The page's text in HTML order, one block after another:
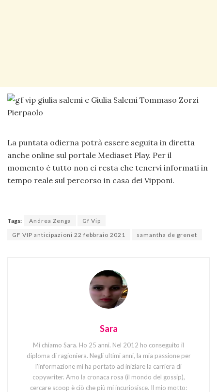
La puntata odierna potrà essere seguita in diretta
anche online sul portale Mediaset Play. Per il
momento è tutto non ci resta che tenervi informati in
tempo reale sul percorso in casa dei Vipponi.
Tags: Andrea Zenga
Gf Vip
GF VIP anticipazioni 22 febbraio 2021
samantha de grenet
Sara
Mi chiamo Sara. Ho 25 anni. Nel 2012 ho conseguito il
diploma di ragioniera. Negli ultimi anni, la mia passione per
l'informazione mi ha portato ad iniziare la carriera di
copywriter. Amo la cronaca rosa (il mondo del gossip),
cercare scoop è ciò che più mi incuriosisce. Il mio motto: